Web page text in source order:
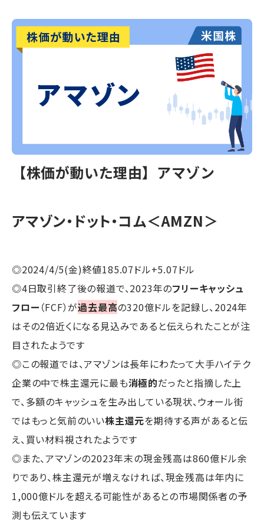
【株価が動いた理由】アマゾン
アマゾン・ドット・コム＜AMZN＞
◎2024/4/5(金)終値185.07ドル+5.07ドル
◎4日取引終了後の報道で、2023年のフリーキャッシュ
フロー （FCF）が過去最高の320億ドルを記録し、2024年
はその2倍近くになる見込みであると伝えられたことが注
目されたようです
◎この報道では、アマゾンは長年にわたって大手ハイテク
企業の中で株主還元に最も消極的だったと指摘した上
で、多額のキャッシュを生み出している現状、ウォール街
ではもっと気前のいい株主還元を期待する声があると伝
え、買い材料視されたようです
◎また、アマゾンの2023年末の現金残高は860億ドル余
りであり、株主還元が増えなければ、現金残高は年内に
1,000億ドルを超える可能性があるとの市場関係者の予
測も伝えています